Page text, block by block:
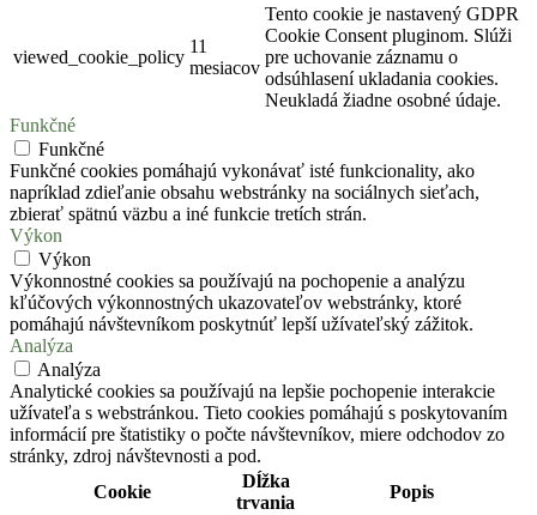
viewed_cookie_policy
11
mesiacov
Tento cookie je nastavený GDPR
Cookie Consent pluginom. Slúži
pre uchovanie záznamu o
odsúhlasení ukladania cookies.
Neukladá žiadne osobné údaje.
Funkčné
Funkčné
Funkčné cookies pomáhajú vykonávať isté funkcionality, ako
napríklad zdieľanie obsahu webstránky na sociálnych sieťach,
zbierať spätnú väzbu a iné funkcie tretích strán.
Výkon
Výkon
Výkonnostné cookies sa používajú na pochopenie a analýzu
kľúčových výkonnostných ukazovateľov webstránky, ktoré
pomáhajú návštevníkom poskytnúť lepší užívateľský zážitok.
Analýza
Analýza
Analytické cookies sa používajú na lepšie pochopenie interakcie
užívateľa s webstránkou. Tieto cookies pomáhajú s poskytovaním
informácií pre štatistiky o počte návštevníkov, miere odchodov zo
stránky, zdroj návštevnosti a pod.
Cookie
Dĺžka
trvania
Popis